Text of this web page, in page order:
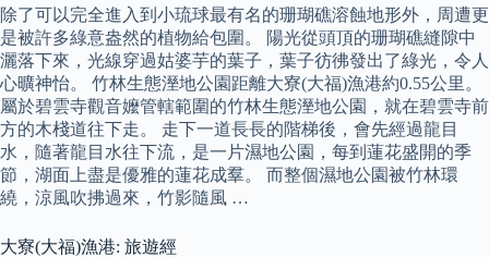
除了可以完全進入到小琉球最有名的珊瑚礁溶蝕地形外，周遭更
是被許多綠意盎然的植物給包圍。 陽光從頭頂的珊瑚礁縫隙中
灑落下來，光線穿過姑婆芋的葉子，葉子彷彿發出了綠光，令人
心曠神怡。 竹林生態溼地公園距離大寮(大福)漁港約0.55公里。
屬於碧雲寺觀音嬤管轄範圍的竹林生態溼地公園，就在碧雲寺前
方的木棧道往下走。 走下一道長長的階梯後，會先經過龍目
水，隨著龍目水往下流，是一片濕地公園，每到蓮花盛開的季
節，湖面上盡是優雅的蓮花成羣。 而整個濕地公園被竹林環
繞，涼風吹拂過來，竹影隨風 …
大寮(大福)漁港: 旅遊經